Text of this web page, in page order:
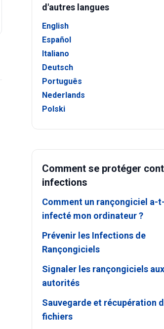
d'autres langues
English
Español
Italiano
Deutsch
Português
Nederlands
Polski
Comment se protéger
infections
Comment un rançongiciel a-
infecté mon ordinateur ?
Prévenir les Infections de
Rançongiciels
Signaler les rançongiciels aux
autorités
Sauvegarde et récupération
fichiers